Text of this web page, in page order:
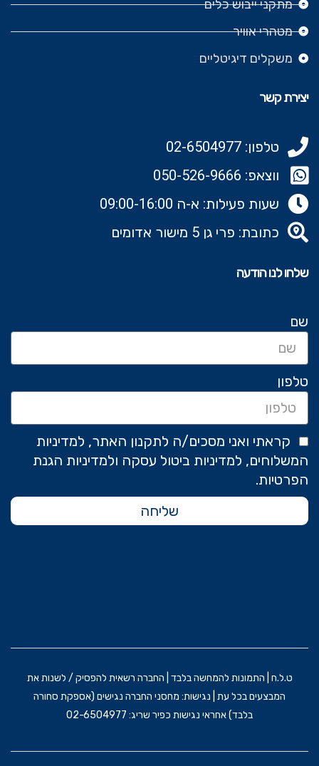
מתקני ייבוש כלים
מטהרי אוויר
משקלים דיגיטליים
יצירת קשר
טלפון: 02-6504977
ווצאפ: 050-526-9666‬
שעות פעילות: א-ה 09:00-16:00
כתובת: פרי גן 5 מישור אדומים
שלחו לנו הודעה
שם
טלפון
קראתי ואני מסכים/ה לתקנון האתר, למדיניות
המשלוחים, למדיניות ביטול עסקה ולמדיניות הגנת
הפרטיות.
שליחה
ט.ל.ח | התמונות להמחשה בלבד | החברה רשאית להפסיק / לשנות את
המבצעים בכל עת | נגישות: מחסני החברה נגישים (אספקת סחורה
בלבד) אחראי נגישות כפיר שריג: 02-6504977